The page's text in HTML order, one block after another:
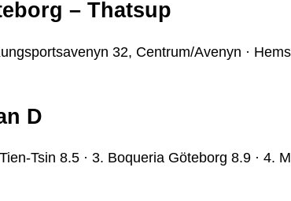
– Thatsup
32, Centrum/Avenyn ·
D
Tsin 8.5 · 3. Boqueria Göteborg 8.9 · 4.